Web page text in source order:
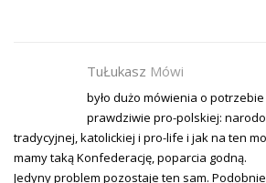
TuŁukasz Mówi
było dużo mówienia o
prawdziwie pro-polskiej:
tradycyjnej, katolickiej i pro-life i jak na ten
mamy taką Konfederację, poparcia godną.
Jedyny problem pozostaje ten sam.